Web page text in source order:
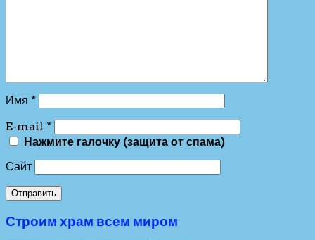
Имя *
E-mail *
Нажмите галочку (защита от спама)
Сайт
Строим храм всем миром